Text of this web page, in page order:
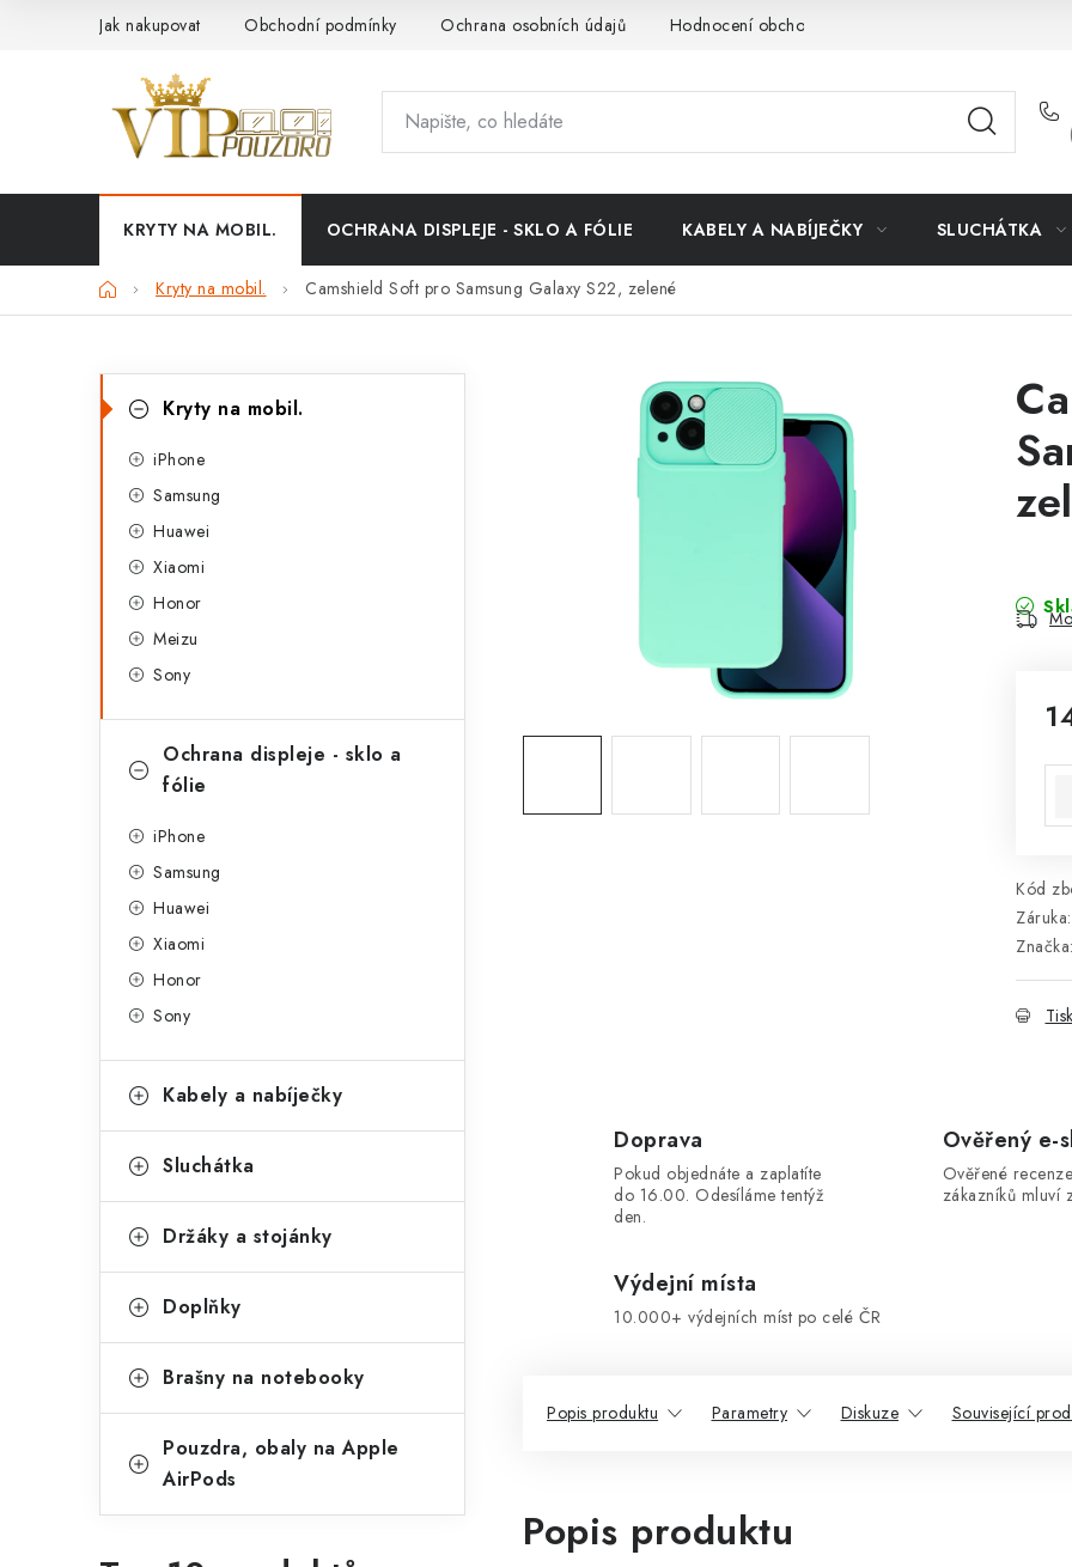
Jak nakupovat Obchodní podmínky Ochrana osobních údajů Hodnocení obchodu
KRYTY NA MOBIL. OCHRANA DISPLEJE - SKLO A FÓLIE KABELY A NABÍJEČKY SLUCHÁTKA
DomůKryty na mobil. Camshield Soft pro Samsung Galaxy S22, zelené
P
n
kategorie
K
a
e
Kryty na mobil.
iPhone
Samsung
Huawei
Xiaomi
Honor
Meizu
Sony
Ochrana displeje - sklo a
fólie
iPhone
Samsung
Huawei
Xiaomi
Honor
Sony
Kabely a nabíječky
Sluchátka
Držáky a stojánky
Doplňky
Brašny na notebooky
Pouzdra, obaly na Apple
AirPods
Kód
Záruka:
Značka:
Tisk
Doprava
Pokud objednáte a zaplatíte
do 16.00. Odesíláme tentýž
den.
Ověřený e-
Ověřené
zákazníků mluví
Výdejní místa
10.000+ výdejních míst po celé ČR
Popis produktu Parametry Diskuze Související
Popis produktu